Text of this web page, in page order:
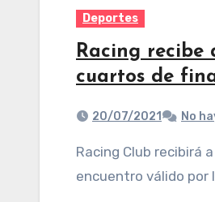
Deportes
Racing recibe
cuartos de
20/07/2021 No
Racing Club recibirá a San Pablo, de Brasil, dirigido por el argentino Hernán Crespo, en un
encuentro válido por